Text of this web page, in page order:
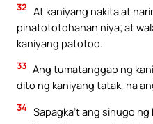
32 At kaniyang nakita at
pinatototohanan niya; at
kaniyang patotoo.
33 Ang tumatanggap ng
dito ng kaniyang tatak, na
34 Sapagka’t ang sinugo